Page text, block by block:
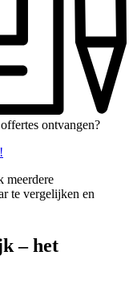
ontvangen?
meerdere
te vergelijken en
– het